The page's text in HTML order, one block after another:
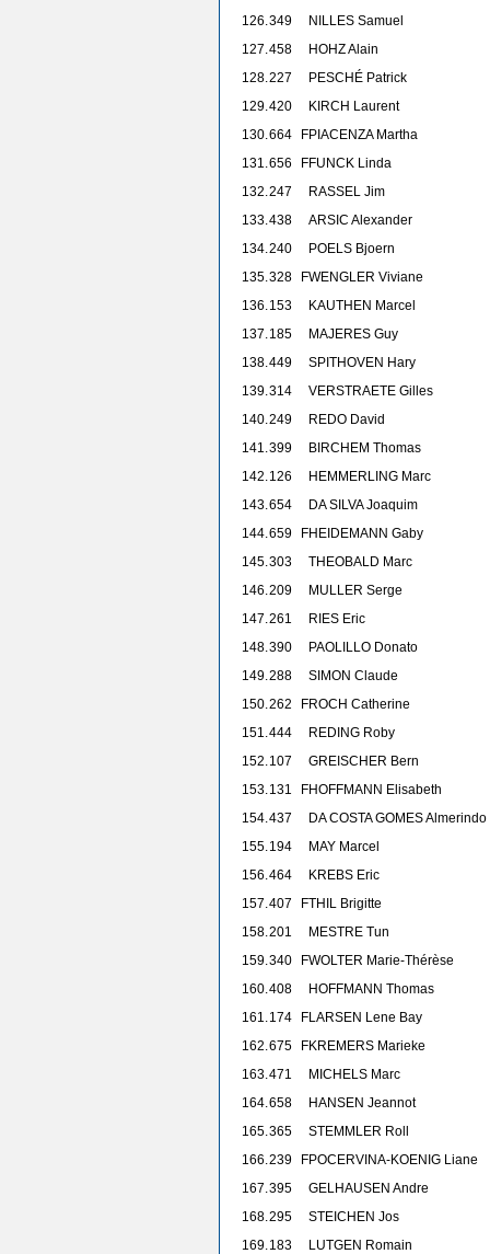
126.349
NILLES Samuel
127.458
HOHZ Alain
128.227
PESCHÉ Patrick
129.420
KIRCH Laurent
130.664 FPIACENZA Martha
131.656 FFUNCK Linda
132.247
RASSEL Jim
133.438
ARSIC Alexander
134.240
POELS Bjoern
135.328 FWENGLER Viviane
136.153
KAUTHEN Marcel
137.185
MAJERES Guy
138.449
SPITHOVEN Hary
139.314
VERSTRAETE Gilles
140.249
REDO David
141.399
BIRCHEM Thomas
142.126
HEMMERLING Marc
143.654
DA SILVA Joaquim
144.659 FHEIDEMANN Gaby
145.303
THEOBALD Marc
146.209
MULLER Serge
147.261
RIES Eric
148.390
PAOLILLO Donato
149.288
SIMON Claude
150.262 FROCH Catherine
151.444
REDING Roby
152.107
GREISCHER Bern
153.131 FHOFFMANN Elisabeth
154.437
DA COSTA GOMES Almerindo
155.194
MAY Marcel
156.464
KREBS Eric
157.407 FTHIL Brigitte
158.201
MESTRE Tun
159.340 FWOLTER Marie-Thérèse
160.408
HOFFMANN Thomas
161.174 FLARSEN Lene Bay
162.675 FKREMERS Marieke
163.471
MICHELS Marc
164.658
HANSEN Jeannot
165.365
STEMMLER Roll
166.239 FPOCERVINA-KOENIG Liane
167.395
GELHAUSEN Andre
168.295
STEICHEN Jos
169.183
LUTGEN Romain